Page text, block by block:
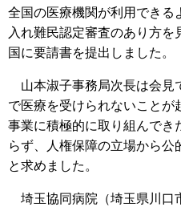
全国の医療機関が利用でき
入れ難民認定審査のあり方
国に要請書を提出しました。
山本淑子事務局次長は会見
で医療を受けられないことが
事業に積極的に取り組んでき
らず、人権保障の立場から公
と求めました。
埼玉協同病院（埼玉県川口